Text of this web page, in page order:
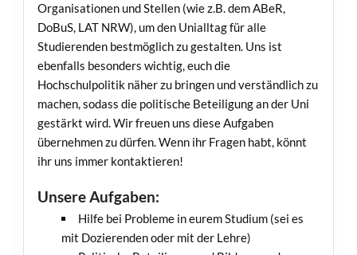
Organisationen und Stellen (wie z.B. dem ABeR,
DoBuS, LAT NRW), um den Unialltag für alle
Studierenden bestmöglich zu gestalten. Uns ist
ebenfalls besonders wichtig, euch die
Hochschulpolitik näher zu bringen und verständlich zu
machen, sodass die politische Beteiligung an der Uni
gestärkt wird. Wir freuen uns diese Aufgaben
übernehmen zu dürfen. Wenn ihr Fragen habt, könnt
ihr uns immer kontaktieren!
Unsere Aufgaben:
Hilfe bei Probleme in eurem Studium (sei es
mit Dozierenden oder mit der Lehre)